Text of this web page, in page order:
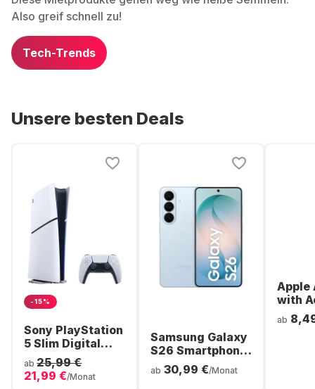
Also greif schnell zu!
Tech-Trends
Unsere besten Deals
-15%
Sony PlayStation
5 Slim Digital
Console
ab 25,99 €
21,99 €/Monat
Samsung Galaxy
S26 Smartphone
- 256GB - Dual
SIM
ab 30,99 €/Monat
Apple
with
Noise
ab